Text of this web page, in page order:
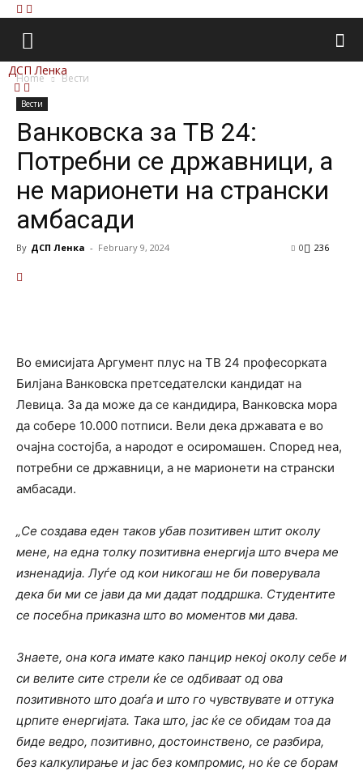
ДСП Ленка
Home Вести
Вести
Ванковска за ТВ 24:
Потребни се државници, а
не марионети на странски
амбасади
By ДСП Ленка - February 9, 2024 236
0
Во емисијата Аргумент плус на ТВ 24 професорката
Билјана Ванковска претседателски кандидат на
Левица. За да може да се кандидира, Ванковска мора
да собере 10.000 потписи. Вели дека државата е во
очајна состојба, а народот е осиромашен. Според неа,
потребни се државници, а не марионети на странски
амбасади.
„Се создава еден таков убав позитивен штит околу
мене, на една толку позитивна енергија што вчера ме
изненадија. Луѓе од кои никогаш не би поверувала
дека би ми се јави да ми дадат поддршка. Студентите
се посебна приказна што во моментов ми дава.
Знаете, она кога имате како панцир некој околу себе и
си велите сите стрели ќе се одбиваат од ова
позитивното што доаѓа и што го чувствувате и оттука
црпите енергијата. Така што, јас ќе се обидам тоа да
биде ведро, позитивно, достоинствено, се разбира,
без калкулирање и јас без компромис, но ќе се борам